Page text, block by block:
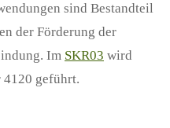
sind Bestandteil
der Förderung der
Im SKR03 wird
4120 geführt.